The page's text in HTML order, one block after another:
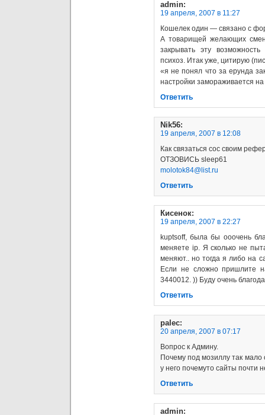
admin:
19 апреля, 2007 в 11:27
Кошелек один — связано с
А товарищей желающих
закрывать эту
психоз. Итак уже, цитирую
«я не понял что за ерунда
настройки замораживается на
Ответить
Nik56:
19 апреля, 2007 в 12:08
Как связаться сос своим
ОТЗОВИСЬ sleep61
molotok84@list.ru
Ответить
Кисенок:
19 апреля, 2007 в 22:27
kuptsoff, была бы ооочень
меняете ip. Я сколько не
меняют.. но тогда я либо на
Если не сложно пришлите
3440012. )) Буду очень
Ответить
palec:
20 апреля, 2007 в 07:17
Вопрос к Админу.
Почему под мозиллу так
у него почемуто сайты почти
Ответить
admin: